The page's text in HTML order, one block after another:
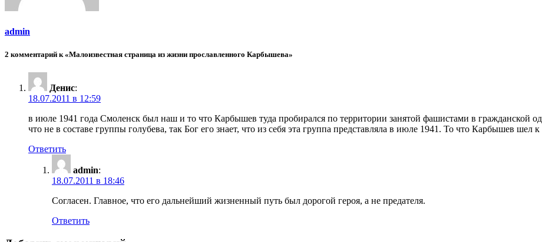
admin
2 комментарий к «Малоизвестная страница из жизни прославленного Карбышева»
Денис:
18.07.2011 в 12:59
в июле 1941 года Смоленск был наш и то что Карбышев туда пробирался по территории занятой фашистами в гражданской
что не в составе группы голубева, так Бог его знает, что из себя эта группа представляла в июле 1941. То что Карбышев шел
Ответить
admin:
18.07.2011 в 18:46
Согласен. Главное, что его дальнейший жизненный путь был дорогой героя, а не предателя.
Ответить